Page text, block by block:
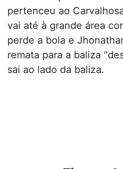
pertenceu ao
vai até à grande área
perde a bola e
remata para a baliza
sai ao lado da baliza.